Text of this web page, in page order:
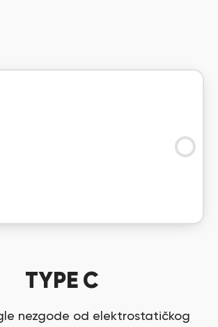
TYPE C
nezgode od elektrostatičkog